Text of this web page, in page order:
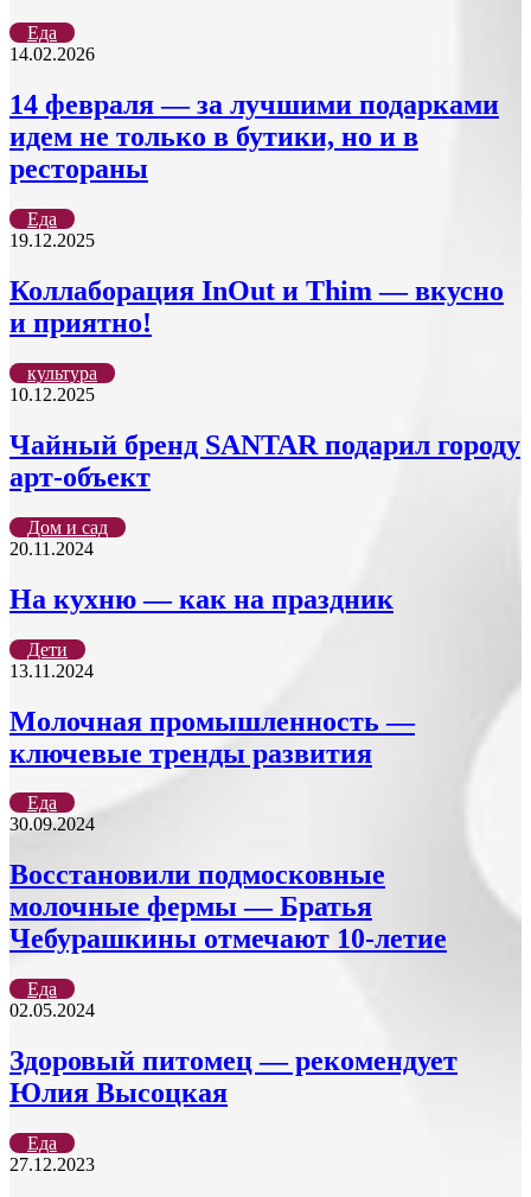
Еда
14.02.2026
14 февраля — за лучшими подарками
идем не только в бутики, но и в
рестораны
Еда
19.12.2025
Коллаборация InOut и Thim — вкусно
и приятно!
культура
10.12.2025
Чайный бренд SANTAR подарил городу
арт-объект
Дом и сад
20.11.2024
На кухню — как на праздник
Дети
13.11.2024
Молочная промышленность —
ключевые тренды развития
Еда
30.09.2024
Восстановили подмосковные
молочные фермы — Братья
Чебурашкины отмечают 10-летие
Еда
02.05.2024
Здоровый питомец — рекомендует
Юлия Высоцкая
Еда
27.12.2023